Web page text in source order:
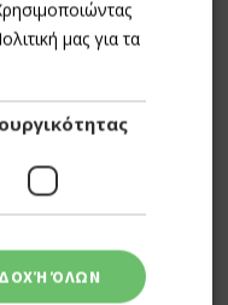
GREEK
ENGLISH
μας για τα
ΌΛΩΝ